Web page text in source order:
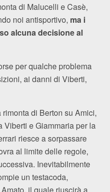
di Malucelli e Casè,
noi antisportivo, ma i
alcuna decisione al
per qualche problema
ai danni di Viberti,
di Berton su Amici,
Viberti e Giammaria per la
riesce a sorpassare
al limite delle regole,
Inevitabilmente
un testacoda,